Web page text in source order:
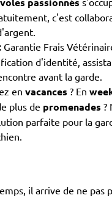
c'est
Garantie Frais
d'identité,
avant la garde.
en vacances ? En
plus de promenades ?
parfaite pour la
il arrive de ne pas